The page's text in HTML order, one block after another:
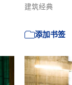
建筑经典
添加书签